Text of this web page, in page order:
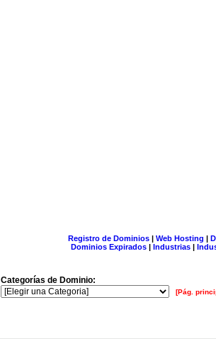
Registro de Dominios| Web Hosting |
Dominios Expirados | Industrias |
Categorías de Dominio:
[Pág.